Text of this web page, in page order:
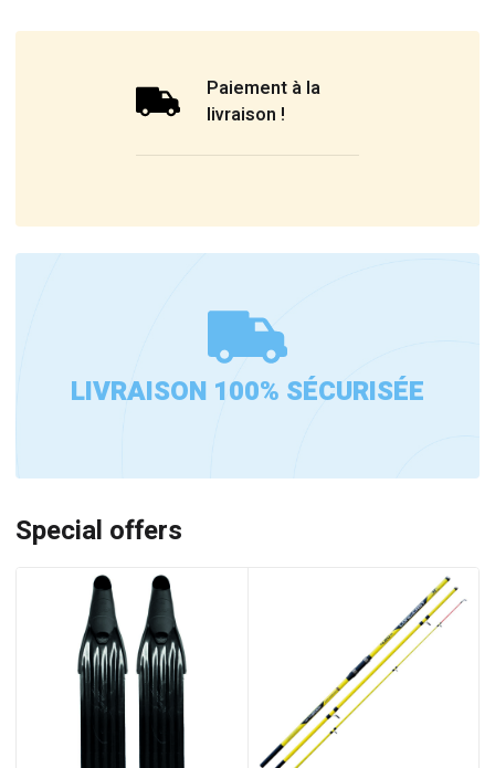
Paiement à la
livraison !
LIVRAISON 100% SÉCURISÉE
Special offers